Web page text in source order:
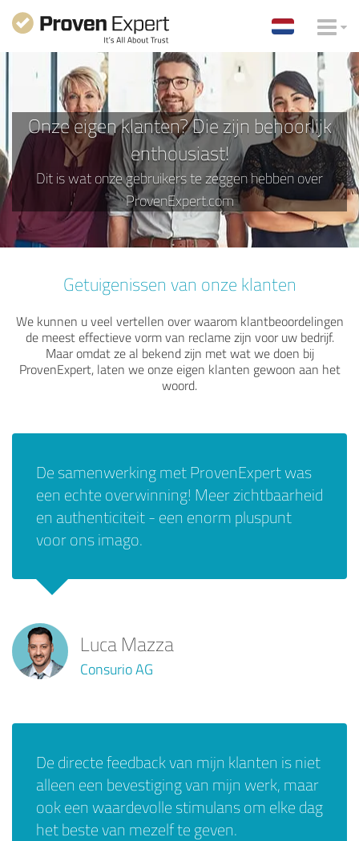
Onze eigen klanten? Die zijn behoorlijk
enthousiast!
Dit is wat onze gebruikers te zeggen hebben over
ProvenExpert.com
Getuigenissen van onze klanten
We kunnen u veel vertellen over waarom klantbeoordelingen
de meest effectieve vorm van reclame zijn voor uw bedrijf.
Maar omdat ze al bekend zijn met wat we doen bij
ProvenExpert, laten we onze eigen klanten gewoon aan het
woord.
De samenwerking met ProvenExpert was
een echte overwinning! Meer zichtbaarheid
en authenticiteit - een enorm pluspunt
voor ons imago.
Luca Mazza
Consurio AG
De directe feedback van mijn klanten is niet
alleen een bevestiging van mijn werk, maar
ook een waardevolle stimulans om elke dag
het beste van mezelf te geven.